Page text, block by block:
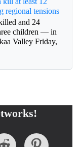
regional tensions
and 24
children — in
Valley Friday,